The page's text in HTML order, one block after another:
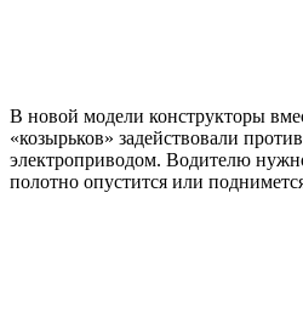
В новой модели конструкторы
«козырьков» задействовали
электроприводом. Водителю
полотно опустится или